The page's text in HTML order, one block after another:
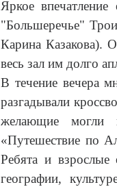
Яркое
"Большеречье"
Карина Казакова).
весь зал им долго
В течение вечера
разгадывали
желающие могли
«Путешествие по
Ребята и взрослые
географии,